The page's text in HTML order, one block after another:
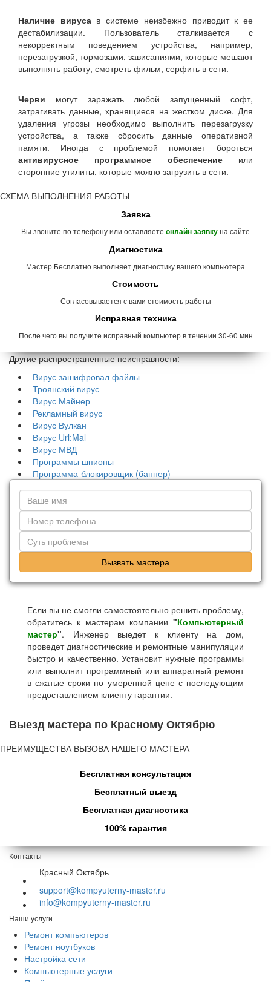
Наличие вирусав системе неизбежно приводит к ее
дестабилизации. Пользователь сталкивается с
некорректным поведением устройства, например,
перезагрузкой, тормозами, зависаниями, которые мешают
выполнять работу, смотреть фильм, серфить в сети.
Черви могут заражать любой запущенный софт,
затрагивать данные, хранящиеся на жестком диске. Для
удаления угрозы необходимо выполнить перезагрузку
устройства, а также сбросить данные оперативной
памяти. Иногда с проблемой помогает бороться
антивирусное программное обеспечениеили
сторонние утилиты, которые можно загрузить в сети.
СХЕМА ВЫПОЛНЕНИЯ РАБОТЫ
Заявка
Вы звоните по телефону или оставляете онлайн заявкуна сайте
Диагностика
Мастер Бесплатно выполняет диагностику вашего компьютера
Стоимость
Согласовывается с вами стоимость работы
Исправная техника
После чего вы получите исправный компьютер в течении 30-60 мин
Другие распространенные неисправности:
Вирус зашифровал файлы
Троянский вирус
Вирус Майнер
Рекламный вирус
Вирус Вулкан
Вирус Url:Mal
Вирус МВД
Программы шпионы
Программа-блокировщик (баннер)
Вызвать мастера
Если вы не смогли самостоятельно решить проблему,
обратитесь к мастерам компании "Компьютерный
мастер". Инженер выедет к клиенту на дом,
проведет диагностические и ремонтные манипуляции
быстро и качественно. Установит нужные программы
или выполнит программный или аппаратный ремонт
в сжатые сроки по умеренной цене с последующим
предоставлением клиенту гарантии.
Выезд мастера по Красному Октябрю
ПРЕИМУЩЕСТВА ВЫЗОВА НАШЕГО МАСТЕРА
Бесплатная консультация
Бесплатный выезд
Бесплатная диагностика
100% гарантия
Контакты
Красный Октябрь
support@kompyuterny-master.ru
info@kompyuterny-master.ru
Наши услуги
Ремонт компьютеров
Ремонт ноутбуков
Настройка сети
Компьютерные услуги